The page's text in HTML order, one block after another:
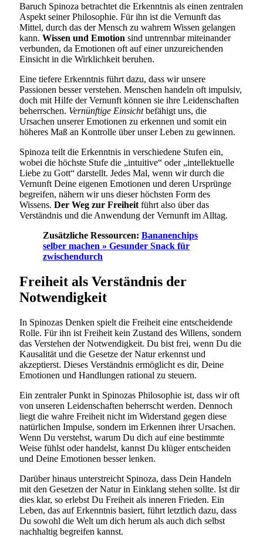
Baruch Spinoza betrachtet die Erkenntnis als einen zentralen
Aspekt seiner Philosophie. Für ihn ist die Vernunft das
Mittel, durch das der Mensch zu wahrem Wissen gelangen
kann. Wissen und Emotion sind untrennbar miteinander
verbunden, da Emotionen oft auf einer unzureichenden
Einsicht in die Wirklichkeit beruhen.
Eine tiefere Erkenntnis führt dazu, dass wir unsere
Passionen besser verstehen. Menschen handeln oft impulsiv,
doch mit Hilfe der Vernunft können sie ihre Leidenschaften
beherrschen. Vernünftige Einsichtbefähigt uns, die
Ursachen unserer Emotionen zu erkennen und somit ein
höheres Maß an Kontrolle über unser Leben zu gewinnen.
Spinoza teilt die Erkenntnis in verschiedene Stufen ein,
wobei die höchste Stufe die „intuitive“ oder „intellektuelle
Liebe zu Gott“ darstellt. Jedes Mal, wenn wir durch die
Vernunft Deine eigenen Emotionen und deren Ursprünge
begreifen, nähern wir uns dieser höchsten Form des
Wissens. Der Weg zur Freiheit führt also über das
Verständnis und die Anwendung der Vernunft im Alltag.
Zusätzliche Ressourcen: Bananenchips
selber machen » Gesunder Snack für
zwischendurch
Freiheit als Verständnis der
Notwendigkeit
In Spinozas Denken spielt die Freiheit eine entscheidende
Rolle. Für ihn ist Freiheit kein Zustand des Willens, sondern
das Verstehen der Notwendigkeit. Du bist frei, wenn Du die
Kausalität und die Gesetze der Natur erkennst und
akzeptierst. Dieses Verständnis ermöglicht es dir, Deine
Emotionen und Handlungen rational zu steuern.
Ein zentraler Punkt in Spinozas Philosophie ist, dass wir oft
von unseren Leidenschaften beherrscht werden. Dennoch
liegt die wahre Freiheit nicht im Widerstand gegen diese
natürlichen Impulse, sondern im Erkennen ihrer Ursachen.
Wenn Du verstehst, warum Du dich auf eine bestimmte
Weise fühlst oder handelst, kannst Du klüger entscheiden
und Deine Emotionen besser lenken.
Darüber hinaus unterstreicht Spinoza, dass Dein Handeln
mit den Gesetzen der Natur in Einklang stehen sollte. Ist dir
dies klar, so erlebst Du Freiheit als inneren Frieden. Ein
Leben, das auf Erkenntnis basiert, führt letztlich dazu, dass
Du sowohl die Welt um dich herum als auch dich selbst
nachhaltig begreifen kannst.